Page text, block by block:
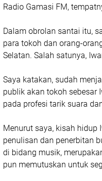
Radio Gamasi FM,
Dalam obrolan santai itu,
para tokoh dan orang-
Selatan. Salah satunya,
Saya katakan, sudah
publik akan tokoh sebesar
pada profesi tarik suara
Menurut saya, kisah hidup
penulisan dan penerbitan
di bidang musik,
pun memutuskan untuk